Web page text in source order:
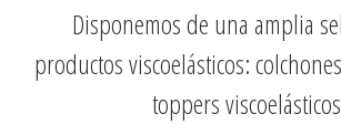
Disponemos de una amplia
productos viscoelásticos:
toppers